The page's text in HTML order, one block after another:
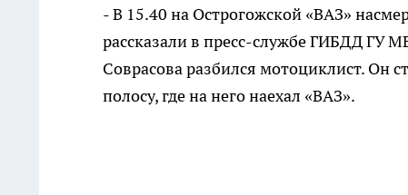
- В 15.40 на Острогожской «ВАЗ»
рассказали в пресс-службе ГИБДД ГУ
Соврасова разбился мотоциклист. Он
полосу, где на него наехал «ВАЗ».